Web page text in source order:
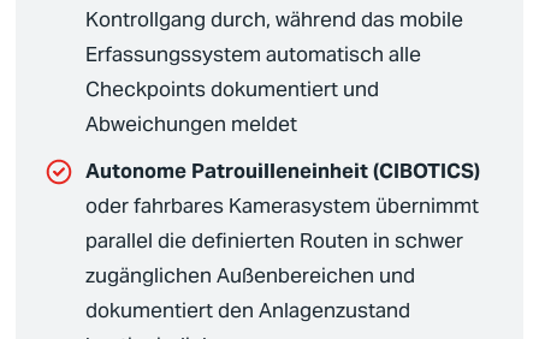
Kontrollgang durch, während das mobile
Erfassungssystem automatisch alle
Checkpoints dokumentiert und
Abweichungen meldet
Autonome Patrouilleneinheit (CIBOTICS)
oder fahrbares Kamerasystem übernimmt
parallel die definierten Routen in schwer
zugänglichen Außenbereichen und
dokumentiert den Anlagenzustand